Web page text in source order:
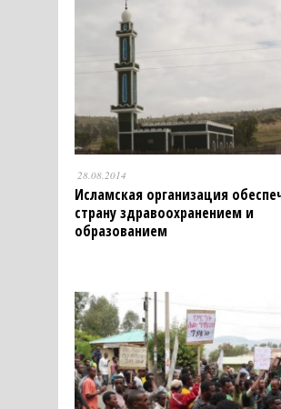
28.08.2014
Исламская организация
страну здравоохранением и
образованием